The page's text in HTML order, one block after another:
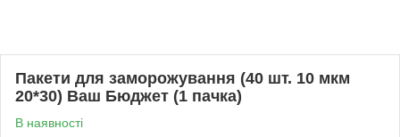
Пакети для заморожування (40 шт. 10 мкм
20*30) Ваш Бюджет (1 пачка)
В наявності